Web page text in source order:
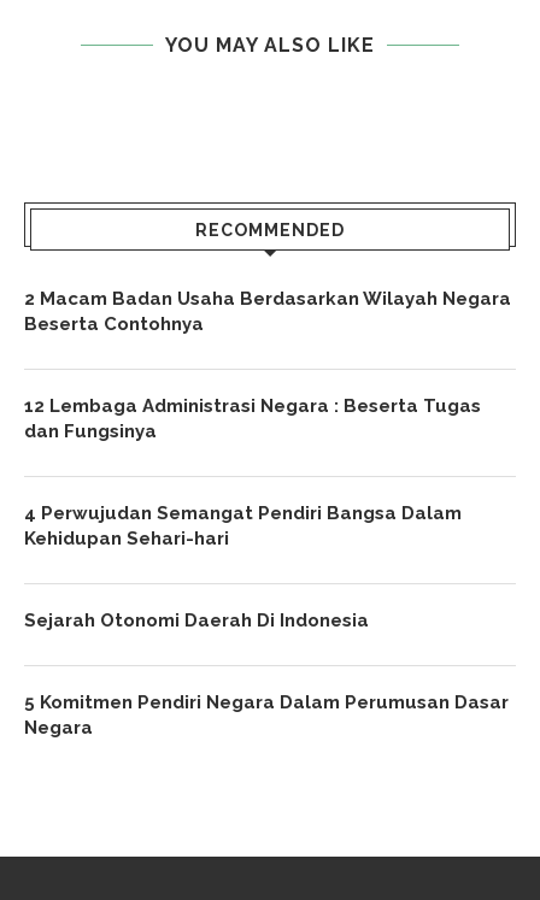
YOU MAY ALSO LIKE
RECOMMENDED
2 Macam Badan Usaha Berdasarkan Wilayah Negara
Beserta Contohnya
12 Lembaga Administrasi Negara : Beserta Tugas
dan Fungsinya
4 Perwujudan Semangat Pendiri Bangsa Dalam
Kehidupan Sehari-hari
Sejarah Otonomi Daerah Di Indonesia
5 Komitmen Pendiri Negara Dalam Perumusan Dasar
Negara